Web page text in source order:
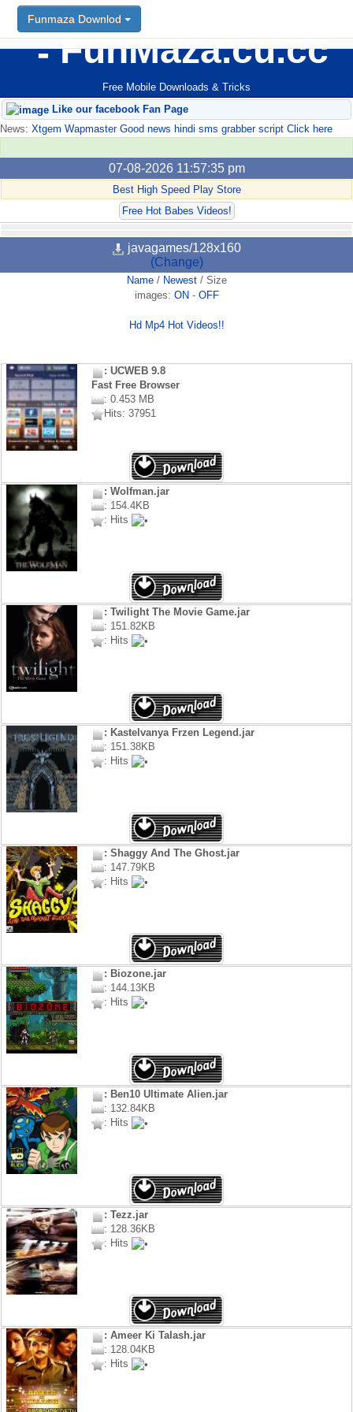
FunMaza.cu.cc
Free Mobile Downloads & Tricks
Funmaza Downlod
Like our facebook Fan Page
News: Xtgem Wapmaster Good news hindi sms grabber script Click here
07-08-2026 11:57:35 pm
Best High Speed Play Store
Free Hot Babes Videos!
javagames/128x160
(Change)
Name/ Newest/ Size
images: ON - OFF
Hd Mp4 Hot Videos!!
: UCWEB 9.8
Fast Free Browser
: 0.453 MB
Hits: 37951
: Wolfman.jar
: 154.4KB
: Hits
: Twilight The Movie Game.jar
: 151.82KB
: Hits
: Kastelvanya Frzen Legend.jar
: 151.38KB
: Hits
: Shaggy And The Ghost.jar
: 147.79KB
: Hits
: Biozone.jar
: 144.13KB
: Hits
: Ben10 Ultimate Alien.jar
: 132.84KB
: Hits
: Tezz.jar
: 128.36KB
: Hits
: Ameer Ki Talash.jar
: 128.04KB
: Hits